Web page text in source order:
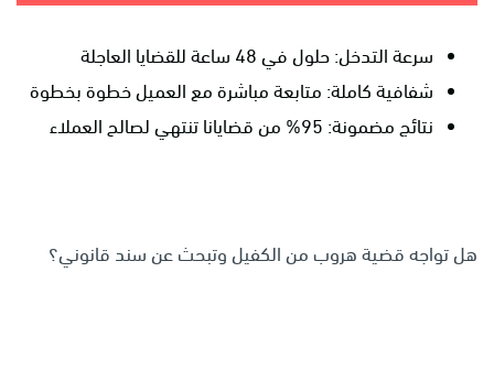
سرعة التدخل: حلول في 48 ساعة للقضايا العاجلة
شفافية كاملة: متابعة مباشرة مع العميل خطوة بخطوة
نتائج مضمونة: 95% من قضايانا تنتهي لصالح العملاء
هل تواجه قضية هروب من الكفيل وتبحث عن سند قانوني؟